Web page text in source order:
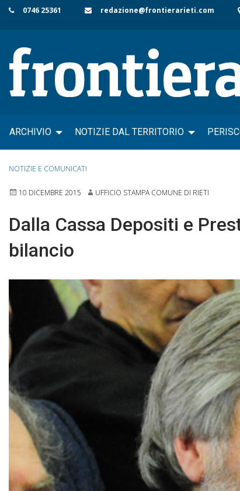
Skip
content
0746 25361 redazione@frontierarieti.com
ARCHIVIO NOTIZIE DAL TERRITORIO
NOTIZIE E COMUNICATI
10 DICEMBRE 2015 UFFICIO STAMPA COMUNE DI RIETI
Dalla Cassa Depositi e
bilancio